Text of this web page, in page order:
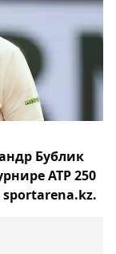
Бублик
ATP 250
sportarena.kz.